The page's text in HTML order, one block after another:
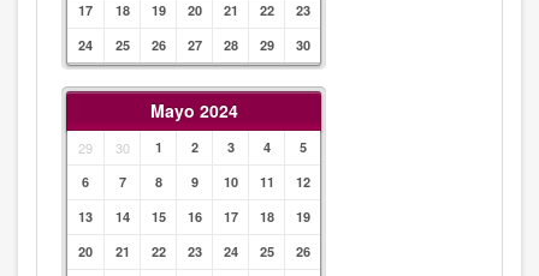
17
18 19 20 21 22
23
24
25 26 27 28 29 30
Mayo 2024
29 30 1 2 3 4
5
6
7 8 9 10 11
12
13
14 15 16 17 18
19
20
21 22 23 24 25
26